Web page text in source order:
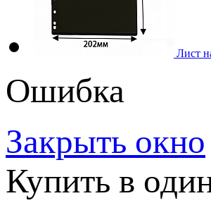
Лист
Ошибка
Закрыть окно
Купить в